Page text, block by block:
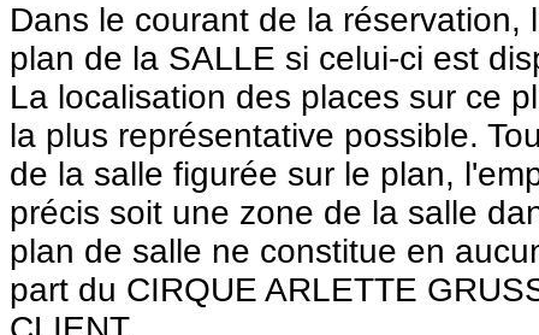
Dans le courant de la
plan de la SALLE si celui-ci est
La localisation des places sur ce
la plus représentative possible.
de la salle figurée sur le plan,
précis soit une zone de la salle
plan de salle ne constitue en
part du CIRQUE ARLETTE